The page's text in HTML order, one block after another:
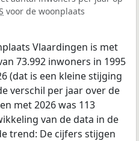
voor de woonplaats
Vlaardingen is met
73.992 inwoners in 1995
(dat is een kleine stijging
verschil per jaar over de
met 2026 was 113
van de data in de
trend: De cijfers stijgen